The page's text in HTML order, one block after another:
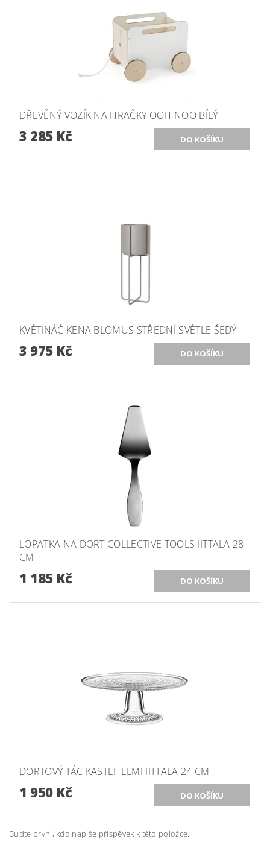
DŘEVĚNÝ VOZÍK NA HRAČKY OOH NOO BÍLÝ
3 285 Kč
KVĚTINÁČ KENA BLOMUS STŘEDNÍ SVĚTLE ŠEDÝ
3 975 Kč
LOPATKA NA DORT COLLECTIVE TOOLS IITTALA 28
CM
1 185 Kč
DORTOVÝ TÁC KASTEHELMI IITTALA 24 CM
1 950 Kč
Buďte první, kdo napíše příspěvek k této položce.